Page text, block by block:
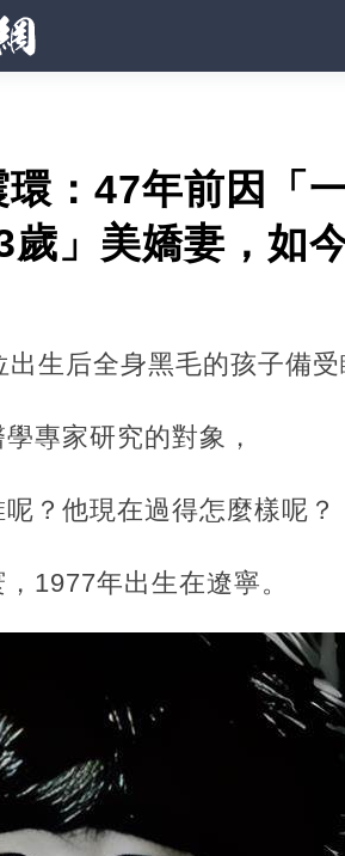
：47年前因「
歲」美嬌妻，如
生后全身黑毛的孩子備受
專家研究的對象，‍‍‍‍‍‍
？他現在過得怎麼樣呢？‍‍‍
1977年出生在遼寧。‍‍